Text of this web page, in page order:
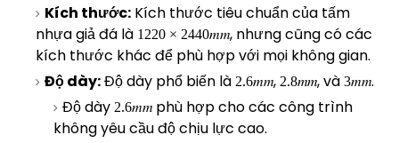
Kích thước: Kích thước tiêu chuẩn của tấm
nhựa giả đá là 1220 cross
2440 m m
1 220 × 2440𝑚𝑚, nhưng cũng có các
kích thước khác để phù hợp với mọi không gian.
Độ dày:Độ dày phổ biến là2.6 m
m
2.6𝑚𝑚,2.8 m
m
2.8𝑚𝑚, và3 m
m
3𝑚𝑚.
Độ dày2.6 m
m
2.6𝑚𝑚phù hợp cho các công trình
không yêu cầu độ chịu lực cao.